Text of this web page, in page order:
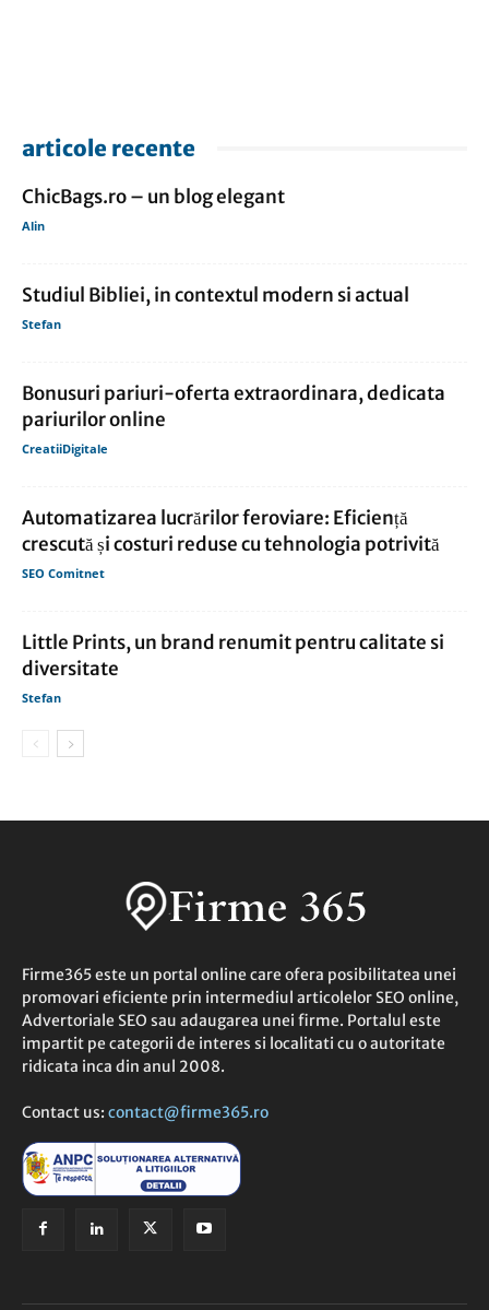
articole recente
ChicBags.ro – un blog elegant
Alin
Studiul Bibliei, in contextul modern si actual
Stefan
Bonusuri pariuri-oferta extraordinara, dedicata
pariurilor online
CreatiiDigitale
Automatizarea lucrărilor feroviare: Eficiență
crescută și costuri reduse cu tehnologia potrivită
SEO Comitnet
Little Prints, un brand renumit pentru calitate si
diversitate
Stefan
Firme365 este un portal online care ofera posibilitatea unei
promovari eficiente prin intermediul articolelor SEO online,
Advertoriale SEO sau adaugarea unei firme. Portalul este
impartit pe categorii de interes si localitati cu o autoritate
ridicata inca din anul 2008.
Contact us: contact@firme365.ro